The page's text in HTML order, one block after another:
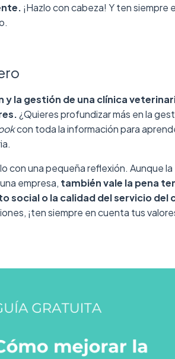
¡Hazlo con cabeza! Y ten siempre
y la gestión de una clínica
¿Quieres profundizar más en la
con toda la información para
con una pequeña reflexión. Aunque la
empresa, también vale la pena
social o la calidad del servicio del
¡ten siempre en cuenta tus